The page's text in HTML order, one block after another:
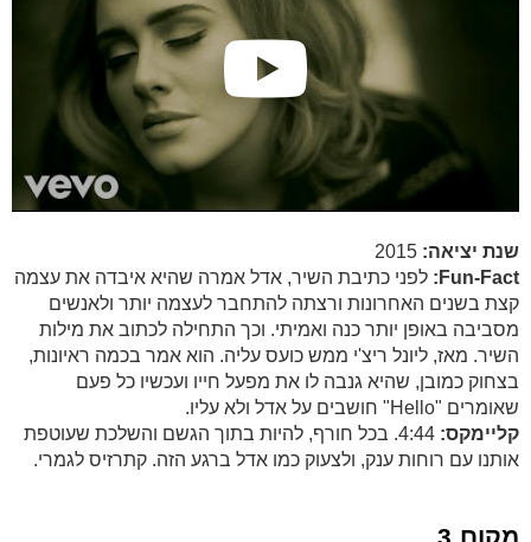
שנת יציאה:
Fun-Fact:
לפני כתיבת השיר, אדל אמרה שהיא איבדה את עצמה
קצת בשנים האחרונות ורצתה להתחבר לעצמה יותר ולאנשים
מסביבה באופן יותר כנה ואמיתי. וכך התחילה לכתוב את מילות
השיר. מאז, ליונל ריצ'י ממש כועס עליה. הוא אמר בכמה ראיונות,
בצחוק כמובן, שהיא גנבה לו את מפעל חייו ועכשיו כל פעם
שאומרים "Hello" חושבים על אדל ולא עליו.
קליימקס:
4:44. בכל חורף, להיות בתוך הגשם והשלכת שעוטפת
אותנו עם רוחות ענק, ולצעוק כמו אדל ברגע הזה. קתרזיס לגמרי.